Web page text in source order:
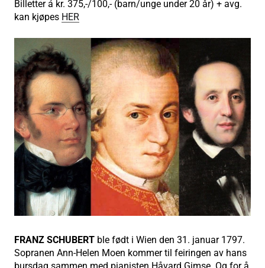
Billetter á kr. 375,-/100,- (barn/unge under 20 år) + avg.
kan kjøpes HER
FRANZ SCHUBERT ble født i Wien den 31. januar 1797.
Sopranen Ann-Helen Moen kommer til feiringen av hans
bursdag sammen med pianisten Håvard Gimse. Og for å